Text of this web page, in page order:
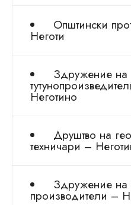
Општински
Неготи
Здружение на
Неготино
Друштво на
техничари –
Здружение на
производители –